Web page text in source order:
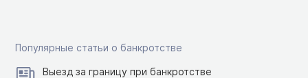
Популярные статьи о банкротстве
Выезд за границу при банкротстве